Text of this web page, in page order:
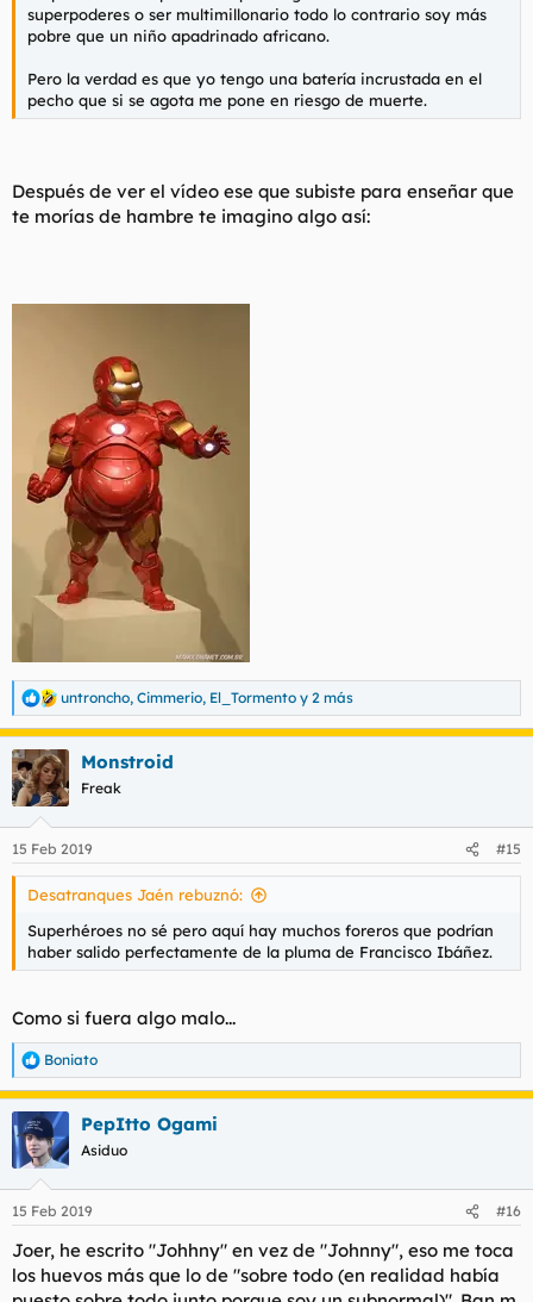
superpoderes o ser multimillonario todo lo contrario soy más
pobre que un niño apadrinado africano.
Pero la verdad es que yo tengo una batería incrustada en el
pecho que si se agota me pone en riesgo de muerte.
Después de ver el vídeo ese que subiste para enseñar que
te morías de hambre te imagino algo así:
R
e
a
c
c
i
e
s
untroncho, Cimmerio, El_Tormento y 2 más
Monstroid
Freak
15 Feb 2019 #15
Desatranques Jaén rebuznó:
Superhéroes no sé pero aquí hay muchos foreros que podrían
haber salido perfectamente de la pluma de Francisco Ibáñez.
Como si fuera algo malo...
R
e
a
c
c
i
e
:
Boniato
PepItto Ogami
Asiduo
15 Feb 2019 #16
Joer, he escrito "Johhny" en vez de "Johnny", eso me toca
los huevos más que lo de "sobre todo (en realidad había